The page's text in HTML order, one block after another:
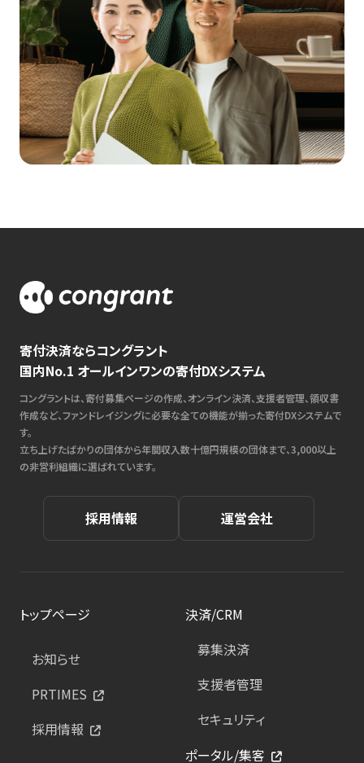
寄付決済ならコングラント
国内No.1 オールインワンの寄付DXシステム
コングラントは、寄付募集ページの作成、オンライン決済、支援者管理、領収書
作成など、ファンドレイジングに必要な全ての機能が揃った寄付DXシステムで
す。
立ち上げたばかりの団体から年間収入数十億円規模の団体まで、3,000以上
の非営利組織に選ばれています。
採用情報 運営会社
トップページ
お知らせ
PRTIMES
採用情報
決済/CRM
募集決済
支援者管理
セキュリティ
ポータル/集客